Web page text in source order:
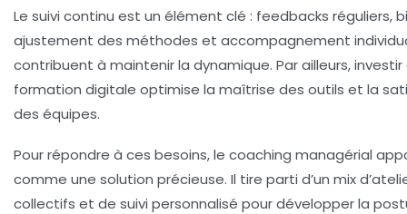
Le suivi continu est un élément clé : feedbacks réguliers,
ajustement des méthodes et accompagnement
contribuent à maintenir la dynamique. Par ailleurs, investir
formation digitale optimise la maîtrise des outils et la
des équipes.
Pour répondre à ces besoins, le coaching managérial
comme une solution précieuse. Il tire parti d’un mix
collectifs et de suivi personnalisé pour développer la